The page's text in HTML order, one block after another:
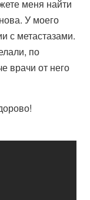
меня найти
У моего
с метастазами.
по
врачи от него